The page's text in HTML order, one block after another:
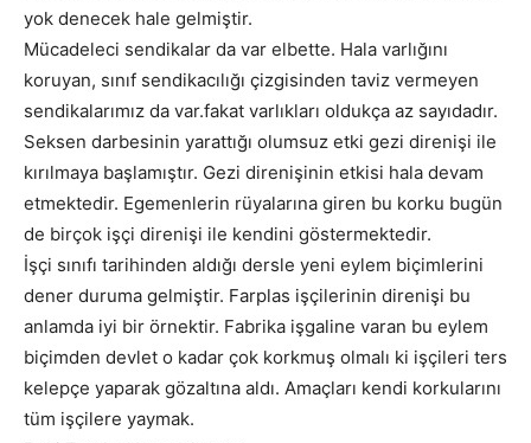
yok denecek hale gelmiştir.
Mücadeleci sendikalar da var elbette. Hala varlığını
koruyan, sınıf sendikacılığı çizgisinden taviz vermeyen
sendikalarımız da var.fakat varlıkları oldukça az sayıdadır.
Seksen darbesinin yarattığı olumsuz etki gezi direnişi ile
kırılmaya başlamıştır. Gezi direnişinin etkisi hala devam
etmektedir. Egemenlerin rüyalarına giren bu korku bugün
de birçok işçi direnişi ile kendini göstermektedir.
İşçi sınıfı tarihinden aldığı dersle yeni eylem biçimlerini
dener duruma gelmiştir. Farplas işçilerinin direnişi bu
anlamda iyi bir örnektir. Fabrika işgaline varan bu eylem
biçimden devlet o kadar çok korkmuş olmalı ki işçileri ters
kelepçe yaparak gözaltına aldı. Amaçları kendi korkularını
tüm işçilere yaymak.